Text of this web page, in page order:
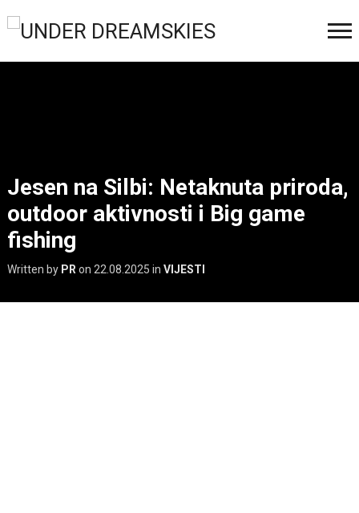
Jesen na Silbi: Netaknuta priroda,
outdoor aktivnosti i Big game
fishing
Written by PR on 22.08.2025 in VIJESTI